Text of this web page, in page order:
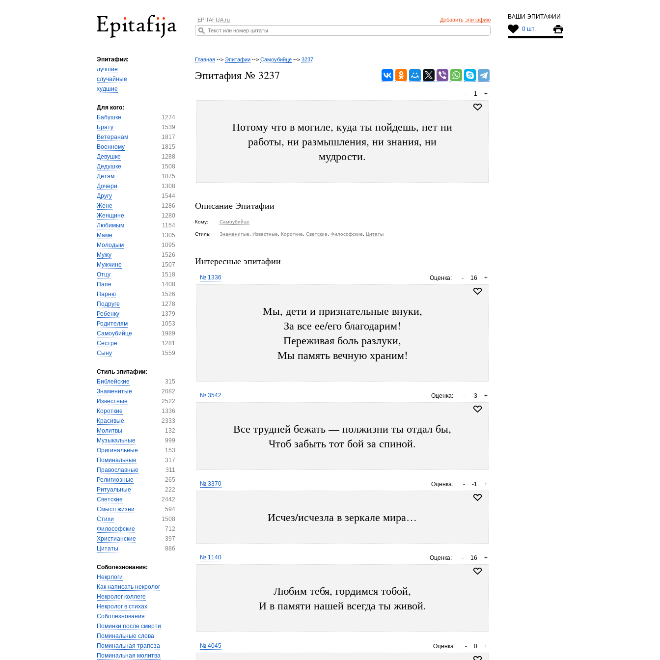
ВАШИ ЭПИТАФИИ
0 шт.
Добавить эпитафию
EPITAFIJA.ru
Эпитафии:
лучшие
случайные
худшие
Для кого:
Бабушке
1274
Брату
1539
Ветеранам
1817
Военному
1815
Девушке
1288
Дедушке
1508
Детям
1075
Дочери
1308
Другу
1544
Жене
1286
Женщине
1280
Любимым
1154
Маме
1305
Молодым
1095
Мужу
1526
Мужчине
1507
Отцу
1518
Папе
1408
Парню
1526
Подруге
1278
Ребенку
1379
Родителям
1053
Самоубийце
1989
Сестре
1281
Сыну
1559
Стиль эпитафии:
Библейские
315
Знаменитые
2082
Известные
2522
Короткие
1336
Красивые
2333
Молитвы
132
Музыкальные
999
Оригинальные
153
Поминальные
317
Православные
311
Религиозные
265
Ритуальные
222
Светские
2442
Смысл жизни
594
Стихи
1508
Философские
712
Христианские
397
Цитаты
886
Соболезнования:
Некрлоги
Как написать некролог
Некролог коллеге
Некролог в стихах
Соболезнования
Поминки после смерти
Поминальные слова
Поминальная трапеза
Поминальная молитва
Главная --> Эпитафии --> Самоубийце --> 3237
Эпитафия № 3237
+
1
-
Потому что в могиле, куда ты пойдешь, нет ни
работы, ни размышления, ни знания, ни
мудрости.
Описание Эпитафии
Кому: Самоубийце
Стиль: Знаменитые Известные Короткие Светские Философские Цитаты
Интересные эпитафии
Оценка: +
16
-
№ 1336
Мы, дети и признательные внуки,
За все ее/его благодарим!
Переживая боль разлуки,
Мы память вечную храним!
Оценка: +
-3
-
№ 3542
Все трудней бежать — полжизни ты отдал бы,
Чтоб забыть тот бой за спиной.
Оценка: +
-1
-
№ 3370
Исчез/исчезла в зеркале мира…
Оценка: +
16
-
№ 1140
Любим тебя, гордимся тобой,
И в памяти нашей всегда ты живой.
Оценка: +
0
-
№ 4045